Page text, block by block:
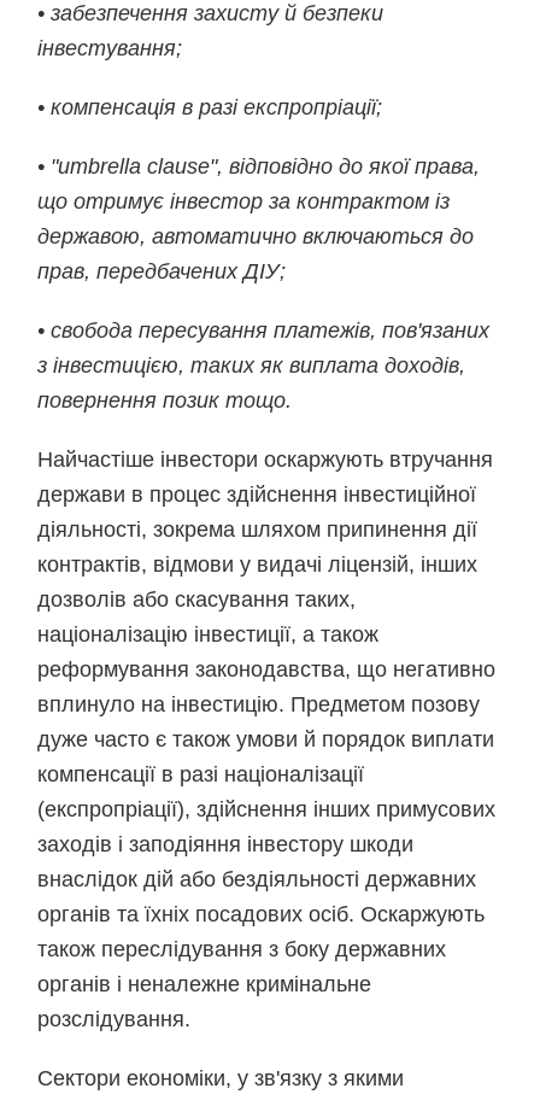
• забезпечення захисту й безпеки
інвестування;
• компенсація в разі експропріації;
• "umbrella clause", відповідно до якої права,
що отримує інвестор за контрактом із
державою, автоматично включаються до
прав, передбачених ДІУ;
• свобода пересування платежів, пов'язаних
з інвестицією, таких як виплата доходів,
повернення позик тощо.
Найчастіше інвестори оскаржують втручання
держави в процес здійснення інвестиційної
діяльності, зокрема шляхом припинення дії
контрактів, відмови у видачі ліцензій, інших
дозволів або скасування таких,
націоналізацію інвестиції, а також
реформування законодавства, що негативно
вплинуло на інвестицію. Предметом позову
дуже часто є також умови й порядок виплати
компенсації в разі націоналізації
(експропріації), здійснення інших примусових
заходів і заподіяння інвестору шкоди
внаслідок дій або бездіяльності державних
органів та їхніх посадових осіб. Оскаржують
також переслідування з боку державних
органів і неналежне кримінальне
розслідування.
Сектори економіки, у зв'язку з якими